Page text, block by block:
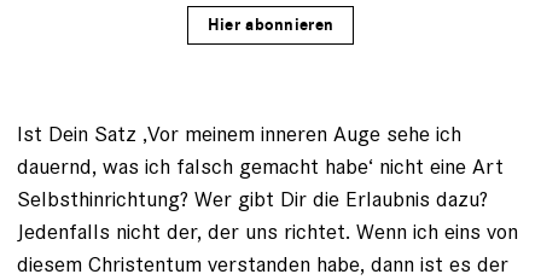
Hier abonnieren
Ist Dein Satz ‚Vor meinem inneren Auge sehe ich
dauernd, was ich falsch gemacht habe‘ nicht eine Art
Selbsthinrichtung? Wer gibt Dir die Erlaubnis dazu?
Jedenfalls nicht der, der uns richtet. Wenn ich eins von
diesem Christentum verstanden habe, dann ist es der